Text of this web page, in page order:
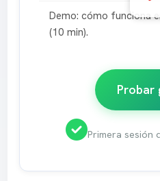
Reproducir video
Demo: cómo funciona
(10 min).
Probar
Primera sesión